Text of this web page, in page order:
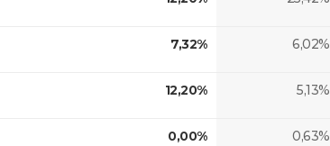
7,32% 6,02%
12,20% 5,13%
0,00% 0,63%